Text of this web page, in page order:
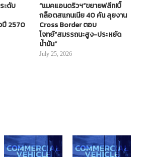
ะดับ
ปี 2570
“แมคแอนดริวฯ”ขยายฟลีท!บิ๊
กล็อตสแกนเนีย 40 คัน ลุยงาน
Cross Border ตอบ
โจทย์“สมรรถนะสูง-ประหยัด
น้ำมัน”
July 25, 2026